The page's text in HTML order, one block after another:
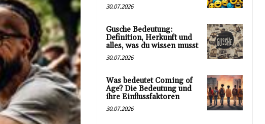
30.07.2026
Gusche Bedeutung:
Definition, Herkunft und
alles, was du wissen musst
30.07.2026
Was bedeutet Coming of
Age? Die Bedeutung und
ihre Einflussfaktoren
30.07.2026